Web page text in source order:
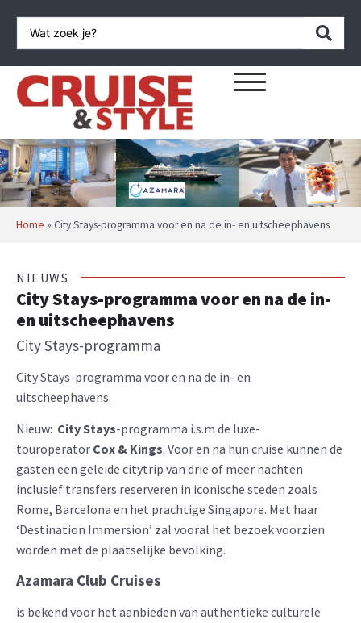
Home » City Stays-programma voor en na de in- en uitscheephavens
NIEUWS
City Stays-programma voor en na de in-
en uitscheephavens
City Stays-programma
City Stays-programma voor en na de in- en
uitscheephavens.
Nieuw: City Stays-programma i.s.m de luxe-
touroperator Cox & Kings. Voor en na hun cruise kunnen de
gasten een geleide citytrip van drie of meer nachten
inclusief transfers reserveren in iconische steden zoals
Rome, Barcelona en het prachtige Singapore. Met haar
‘Destination Immersion’ zal vooral het bezoek voorzien
worden met de plaatselijke bevolking.
Azamara Club Cruises
is bekend voor het aanbieden van authentieke culturele